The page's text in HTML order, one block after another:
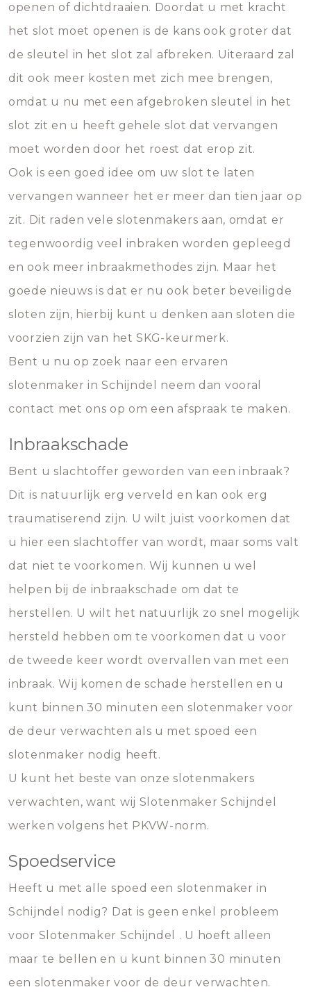
openen of dichtdraaien. Doordat u met kracht
het slot moet openen is de kans ook groter dat
de sleutel in het slot zal afbreken. Uiteraard zal
dit ook meer kosten met zich mee brengen,
omdat u nu met een afgebroken sleutel in het
slot zit en u heeft gehele slot dat vervangen
moet worden door het roest dat erop zit.
Ook is een goed idee om uw slot te laten
vervangen wanneer het er meer dan tien jaar op
zit. Dit raden vele slotenmakers aan, omdat er
tegenwoordig veel inbraken worden gepleegd
en ook meer inbraakmethodes zijn. Maar het
goede nieuws is dat er nu ook beter beveiligde
sloten zijn, hierbij kunt u denken aan sloten die
voorzien zijn van het SKG-keurmerk.
Bent u nu op zoek naar een ervaren
slotenmaker in Schijndel neem dan vooral
contact met ons op om een afspraak te maken.
Inbraakschade
Bent u slachtoffer geworden van een inbraak?
Dit is natuurlijk erg verveld en kan ook erg
traumatiserend zijn. U wilt juist voorkomen dat
u hier een slachtoffer van wordt, maar soms valt
dat niet te voorkomen. Wij kunnen u wel
helpen bij de inbraakschade om dat te
herstellen. U wilt het natuurlijk zo snel mogelijk
hersteld hebben om te voorkomen dat u voor
de tweede keer wordt overvallen van met een
inbraak. Wij komen de schade herstellen en u
kunt binnen 30 minuten een slotenmaker voor
de deur verwachten als u met spoed een
slotenmaker nodig heeft.
U kunt het beste van onze slotenmakers
verwachten, want wij Slotenmaker Schijndel
werken volgens het PKVW-norm.
Spoedservice
Heeft u met alle spoed een slotenmaker in
Schijndel nodig? Dat is geen enkel probleem
voor Slotenmaker Schijndel . U hoeft alleen
maar te bellen en u kunt binnen 30 minuten
een slotenmaker voor de deur verwachten.